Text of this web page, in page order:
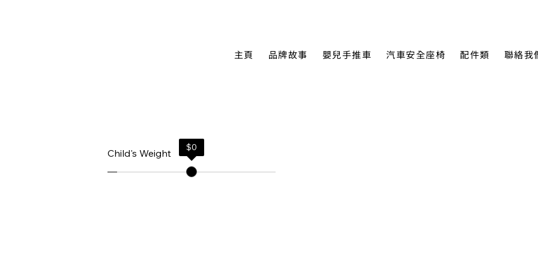
主頁 品牌故事 嬰兒手推車 汽車安全座椅 配件類 聯絡我
Child's Weight $0